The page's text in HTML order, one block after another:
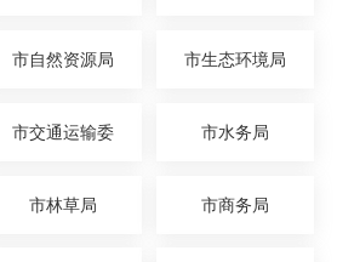
市自然资源局 市生态环境局
市交通运输委 市水务局
市林草局 市商务局